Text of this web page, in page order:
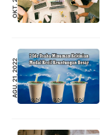
AGU. 21, 2022